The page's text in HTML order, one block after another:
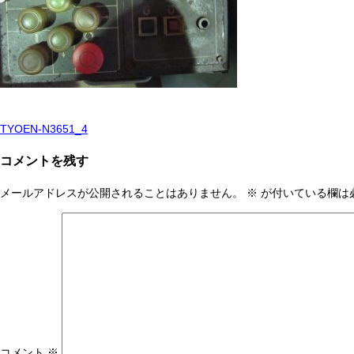
投
稿
ナ
TYOEN-N3651_4
コメントを残す
メールアドレスが公開されることはありません。 ※ が付いている欄は